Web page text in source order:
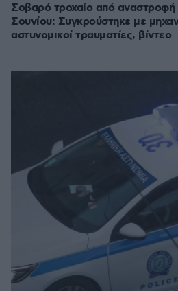
Σοβαρό τροχαίο από
Σουνίου: Συγκρούστηκε με
αστυνομικοί τραυματίες, βίντεο